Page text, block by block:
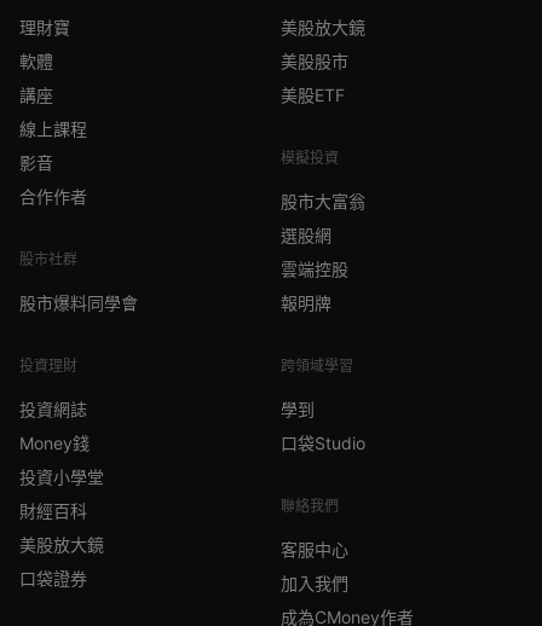
理財寶
軟體
講座
線上課程
影音
合作作者
股市社群
股市爆料同學會
投資理財
投資網誌
Money錢
投資小學堂
財經百科
美股放大鏡
口袋證券
美股放大鏡
美股股市
美股ETF
模擬投資
股市大富翁
選股網
雲端控股
報明牌
跨領域學習
學到
口袋Studio
聯絡我們
客服中心
加入我們
成為CMoney作者